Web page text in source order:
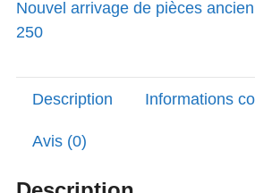
droit
5
Type
1A2
Yamaha
Nouvel arrivage de pièces
250
Description Informations
Avis (0)